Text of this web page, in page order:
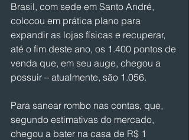
Brasil, com sede em Santo André,
colocou em prática plano para
expandir as lojas físicas e recuperar,
até o fim deste ano, os 1.400 pontos de
venda que, em seu auge, chegou a
possuir – atualmente, são 1.056.
Para sanear rombo nas contas, que,
segundo estimativas do mercado,
chegou a bater na casa de R$ 1